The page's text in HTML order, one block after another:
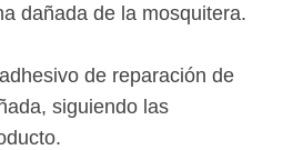
dañada de la mosquitera.
de reparación de
siguiendo las